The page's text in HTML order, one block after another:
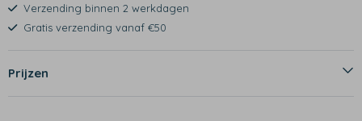
Verzending binnen 2 werkdagen
Gratis verzending vanaf €50
Prijzen